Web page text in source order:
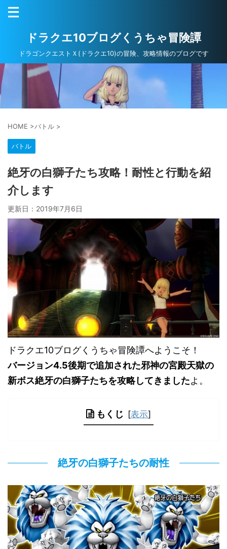
ドラクエ10ブログくうちゃ冒険譚
ドラゴンクエストＸ(ドラクエ10)の冒険、攻略情報のブログです
HOME >バトル >
バトル
絶牙の白獅子たち攻略！耐性と行動を紹
介します
更新日： 2019年7月6日
ドラクエ10ブログくうちゃ冒険譚へようこそ！
バージョン4.5後期で追加された邪神の宮殿天獄の
新ボス絶牙の白獅子たちを攻略してきましたよ。
もくじ [表示]
絶牙の白獅子たちの耐性